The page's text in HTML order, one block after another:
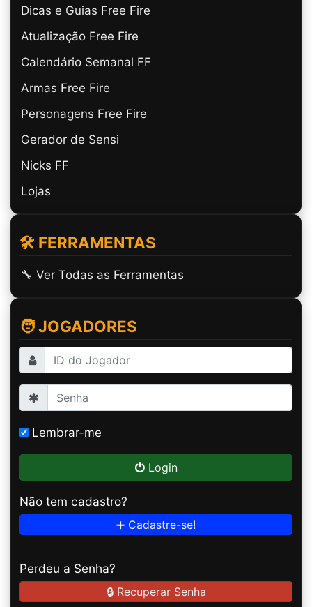
Dicas e Guias Free Fire
Atualização Free Fire
Calendário Semanal FF
Armas Free Fire
Personagens Free Fire
Gerador de Sensi
Nicks FF
Lojas
🛠️ FERRAMENTAS
🔧 Ver Todas as Ferramentas
🧑 JOGADORES
Lembrar-me
Login
Não tem cadastro?
➕ Cadastre-se!
Perdeu a Senha?
🔒 Recuperar Senha